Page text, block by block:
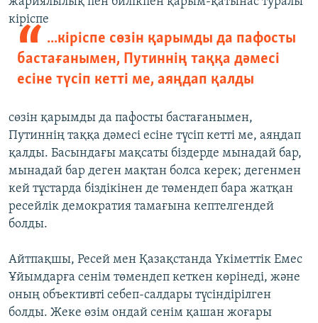
кіріспе
...кіріспе сөзін қарымды да пафосты
бастағанымен, Путиннің таққа дәмесі
есіне түсіп кетті ме, аяңдап қалды
сөзін қарымды да пафосты бастағанымен,
Путиннің таққа дәмесі есіне түсіп кетті ме, аяңдап
қалды. Басындағы мақсаты біздерде мынадай бар,
мынадай бар деген мақтан болса керек; дегенмен
кей тұстарда біздікінен де төмендеп бара жатқан
ресейлік демократия тамағына кептелгендей
болды.
Айтпақшы, Ресей мен Қазақстанда Үкіметтік Емес
Ұйымдарға сенім төмендеп кеткен көрінеді, және
оның объективті себеп-салдары түсіндірілген
болды. Жеке өзім ондай сенім қашан жоғары